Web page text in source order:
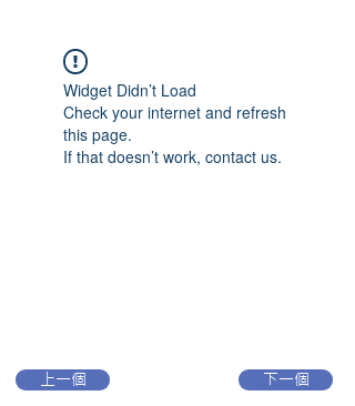
Widget Didn’t Load
Check your internet and refresh
this page.
If that doesn’t work, contact us.
上一個 下一個